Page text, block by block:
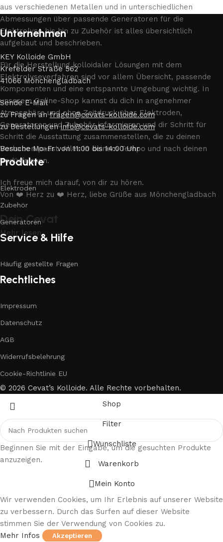
aus verschiedenen Metallen und in unterschiedlichen
Abmessungen über passende Generatoren für die
Elektrolyse bis hin zu Zubehör ist alles übersichtlich
aufgebaut und beschrieben.
Für die Herstellung kolloidaler Lösungen mit dem
Elektrolyseverfahren sind vor allem Übersicht, passende
Komponenten und eine entspannte Umgebung wichtig. In
unserem Online-Shop kannst du dich in angenehmer
Atmosphäre und ohne Zeitdruck über Elektroden,
Generatoren und Zubehör informieren und dir Schritt für
Schritt die Ausstattung zusammenstellen, die zu deinen
Vorhaben passt. Alles in deinem Tempo und nach deinen
Bedürfnissen.
Ich freue mich darauf, von dir zu hören.
Von ❤️ Herz zu ❤️ Herz, liebe Grüße aus Mönchengladbach
Dein Cevat
Mehr lesen
Unternehmen
KEY Kolloide GmbH
Krefelder Straße 562
41066 Mönchengladbach
Sende E-Mail
zu Fragen anfragen@cevats-kolloide.com
zu Bestellungeninfo@cevats-kolloide.com
Besuche Mo-Fr von 11:00 bis 14:00 Uhr
Produkte
Elektroden
Zubehör
Generatoren
Service & Hilfe
Häufig gestellte Fragen
Rechtliches
Impressum
Datenschutz
AGB
Widerrufsbelehrung
Cookie-Richtlinie EU
© 2026 Cevat’s Kolloide. Alle Rechte vorbehalten.
Beginnen Sie mit der Eingabe, um die gesuchten Produkte
anzuzeigen.
Shop
Filter
Wunschliste
Warenkorb
Mein Konto
Wir verwenden Cookies, um Ihr Erlebnis auf unserer Website
zu verbessern. Durch das Surfen auf dieser Website
stimmen Sie der Verwendung von Cookies zu.
Mehr Infos
Akzeptieren